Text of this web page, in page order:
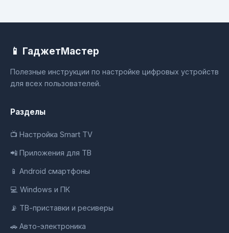
📱 ГаджетМастер
Полезные инструкции по настройке цифровых устройств
для всех пользователей.
Разделы
📺 Настройка Smart TV
📲 Приложения для ТВ
📱 Android смартфоны
💻 Windows и ПК
📡 ТВ-приставки и ресиверы
🚗 Авто-электроника